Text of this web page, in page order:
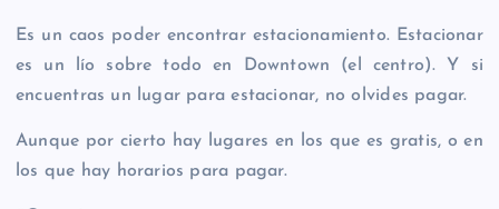
Es un caos poder encontrar estacionamiento. Estacionar
es un lío sobre todo en Downtown (el centro). Y si
encuentras un lugar para estacionar, no olvides pagar.
Aunque por cierto hay lugares en los que es gratis, o en
los que hay horarios para pagar.